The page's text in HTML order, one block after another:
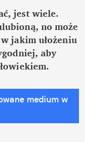
jest wiele.
no może
jakim ułożeniu
aby
medium w